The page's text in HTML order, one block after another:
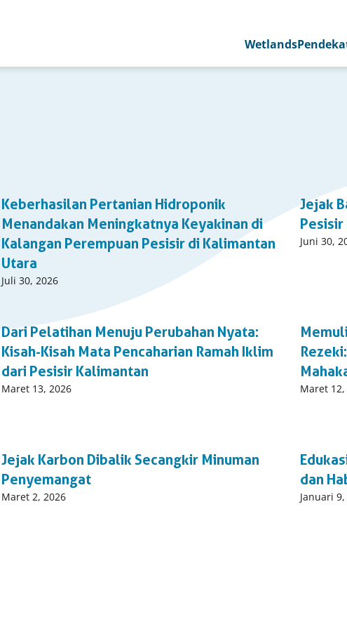
Wetlands
Keberhasilan Pertanian Hidroponik
Menandakan Meningkatnya Keyakinan di
Kalangan Perempuan Pesisir di Kalimantan
Utara
Published
Juli 30, 2026
Jejak
Pesisir
Published
Juni 30,
Dari Pelatihan Menuju Perubahan Nyata:
Kisah-Kisah Mata Pencaharian Ramah Iklim
dari Pesisir Kalimantan
Published
Maret 13, 2026
Published
Maret 12,
Jejak Karbon Dibalik Secangkir Minuman
Penyemangat
Published
Maret 2, 2026
dan
Published
Januari